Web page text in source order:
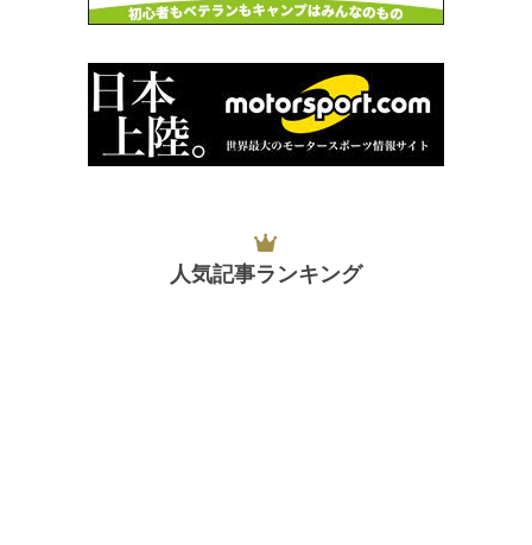
人気記事ランキング